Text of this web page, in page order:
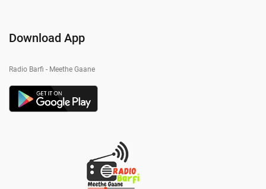
Download App
Radio Barfi - Meethe Gaane